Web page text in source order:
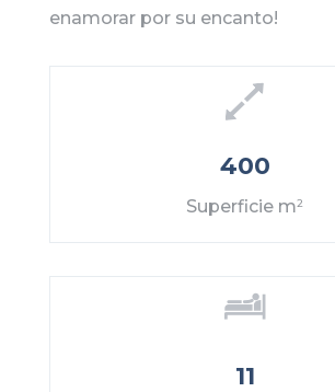
enamorar por su encanto!
400
Superficie m2
11